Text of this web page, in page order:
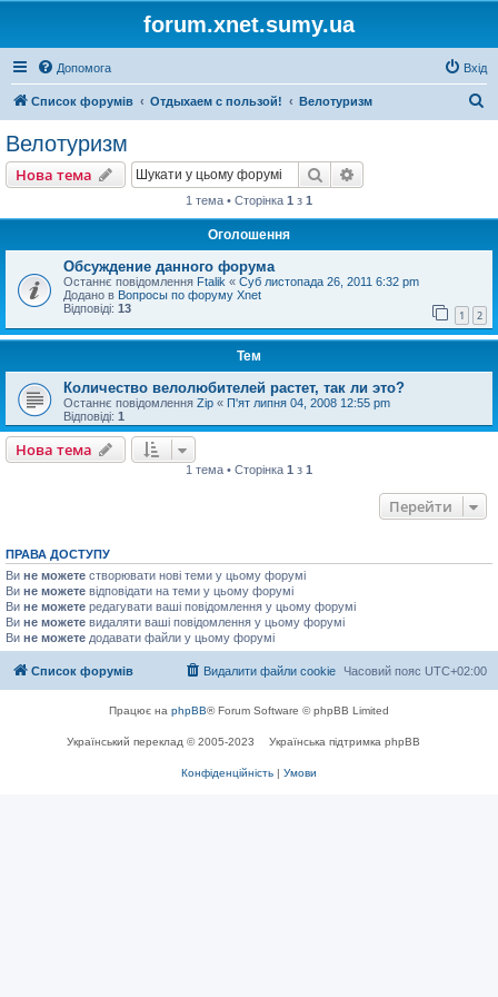
forum.xnet.sumy.ua
Допомога Вхід
Список форумів Отдыхаем с пользой! Велотуризм
Велотуризм
Нова тема Пошук
1 тема • Сторінка 1 з 1
Оголошення
Обсуждение данного форума
Останнє повідомлення Ftalik « Суб листопада 26, 2011 6:32 pm
Додано в Вопросы по форуму Xnet
Відповіді: 13 1 2
Тем
Количество велолюбителей растет, так ли это?
Останнє повідомлення Zip « П'ят липня 04, 2008 12:55 pm
Відповіді: 1
Нова тема
1 тема • Сторінка 1 з 1
Перейти
ПРАВА ДОСТУПУ
Ви не можете створювати нові теми у цьому форумі
Ви не можете відповідати на теми у цьому форумі
Ви не можете редагувати ваші повідомлення у цьому форумі
Ви не можете видаляти ваші повідомлення у цьому форумі
Ви не можете додавати файли у цьому форумі
Список форумів Часовий пояс UTC+02:00
Видалити файли cookie
Працює на phpBB® Forum Software © phpBB Limited
Український переклад © 2005-2023 Українська підтримка phpBB
Конфіденційність | Умови